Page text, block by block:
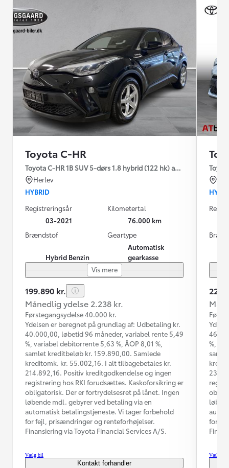
Toyota C-HR
Toyota C-HR 1B SUV 5-dørs 1.8 hybrid (122 hk) aut. gear C-LUB -
Herlev
HYBRID
Registreringsår
03-2021
Kilometertal
76.000 km
Brændstof
Hybrid Benzin
Geartype
Automatisk
gearkasse
Vis mere
199.890 kr.
Månedlig ydelse 2.238 kr.
Førstegangsydelse 40.000 kr.
Ydelsen er beregnet på grundlag af: Udbetaling kr.
40.000,00, løbetid 96 måneder, variabel rente 5,49
%, variabel debitorrente 5,63 %, ÅOP 8,01 %,
samlet kreditbeløb kr. 159.890,00. Samlede
kreditomk. kr. 55.002,16. I alt tilbagebetales kr.
214.892,16. Positiv kreditgodkendelse og ingen
registrering hos RKI forudsættes. Kaskoforsikring er
obligatorisk. Der er fortrydelsesret på lånet. Ingen
løbende mdl. gebyrer ved betaling via en
automatisk betalingstjeneste. Vi tager forbehold
for fejl, prisændringer og renteforhøjelser.
Finansiering via Toyota Financial Services A/S.
Vælg bil
Kontakt forhandler
%,
for
Vælg bil